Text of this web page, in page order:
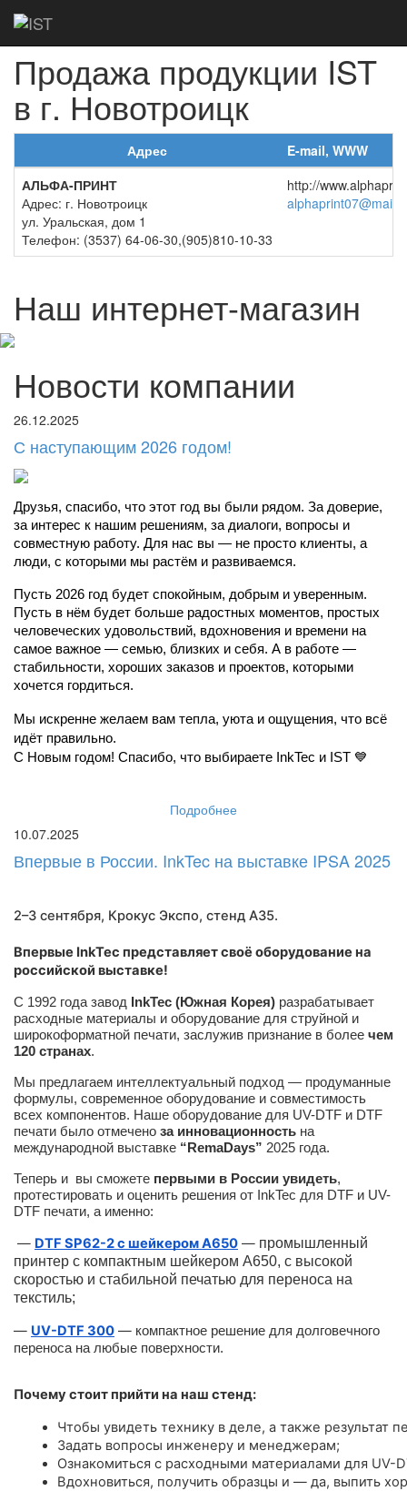
Главная
Продажа продукции IST
в г. Новотроицк
Адрес
E-mail, WWW
АЛЬФА-ПРИНТ
Адрес: г. Новотроицк
ул. Уральская, дом 1
Телефон: (3537) 64-06-30,(905)810-10-33
http://
Наш интернет-магазин
Новости компании
26.12.2025
С наступающим 2026 годом!
Друзья, спасибо, что этот год вы были рядом. За доверие,
за интерес к нашим решениям, за диалоги, вопросы и
совместную работу. Для нас вы — не просто клиенты, а
люди, с которыми мы растём и развиваемся.
Пусть 2026 год будет спокойным, добрым и уверенным.
Пусть в нём будет больше радостных моментов, простых
человеческих удовольствий, вдохновения и времени на
самое важное — семью, близких и себя. А в работе —
стабильности, хороших заказов и проектов, которыми
хочется гордиться.
Мы искренне желаем вам тепла, уюта и ощущения, что всё
идёт правильно.
С Новым годом! Спасибо, что выбираете InkTec и IST 💙
Подробнее
10.07.2025
Впервые в России. InkTec на выставке IPSA 2025
2–3 сентября, Крокус Экспо, стенд A35.
Впервые InkTec представляет своё оборудование на
российской выставке!
С 1992 года завод InkTec (Южная Корея) разрабатывает
расходные материалы и оборудование для струйной и
широкоформатной печати, заслужив признание в более чем
120 странах.
Мы предлагаем интеллектуальный подход — продуманные
формулы, современное оборудование и совместимость
всех компонентов. Наше оборудование для UV-DTF и DTF
печати было отмечено за инновационность на
международной выставке “RemaDays” 2025 года.
Теперь и вы сможете первыми в России увидеть,
протестировать и оценить решения от InkTec для DTF и UV-
DTF печати, а именно:
— DTF SP62-2 с шейкером A650 — промышленный
принтер с компактным шейкером А650, с высокой
скоростью и стабильной печатью для переноса на
текстиль;
— UV-DTF 300 — компактное решение для долговечного
переноса на любые поверхности.
Почему стоит прийти на наш стенд:
Чтобы увидеть технику в деле, а также результат
Задать вопросы инженеру и менеджерам;
Ознакомиться с расходными материалами для UV-
Вдохновиться, получить образцы и — да, выпить